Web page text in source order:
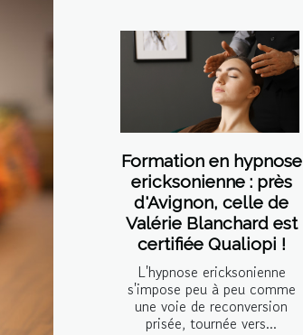
Formation en hypnose
ericksonienne : près
d'Avignon, celle de
Valérie Blanchard est
certifiée Qualiopi !
L'hypnose ericksonienne
s'impose peu à peu comme
une voie de reconversion
prisée, tournée vers...